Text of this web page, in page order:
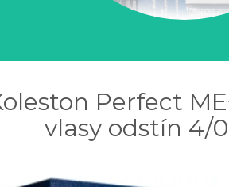
Perfect
vlasy odstín 4/